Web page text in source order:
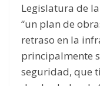
Legislatura de
“un plan de
retraso en la
principalmente
seguridad, que